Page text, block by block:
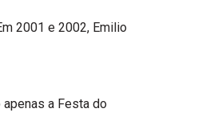
2001 e 2002, Emilio
a Festa do